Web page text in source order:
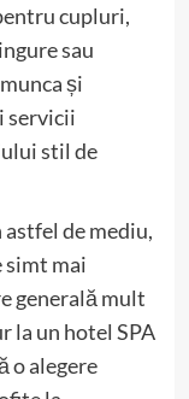
cupluri,
sau
și
servicii
stil de
de mediu,
simt mai
generală mult
la un hotel SPA
o alegere